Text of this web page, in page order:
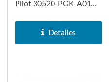
Pilot 30520-PGK-A01
bobina de encendido...
Detalles